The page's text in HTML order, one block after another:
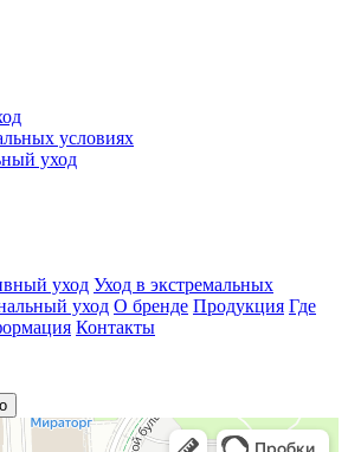
условиях
уход
уход Уход в экстремальных
уход О бренде Продукция Где
Контакты